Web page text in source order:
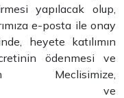
yapılacak olup,
e-posta ile onay
heyete katılımın
ödenmesi ve
Meclisimize,